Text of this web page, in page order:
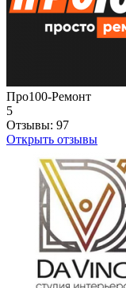
Про100-Ремонт
5
Отзывы: 97
Открыть отзывы